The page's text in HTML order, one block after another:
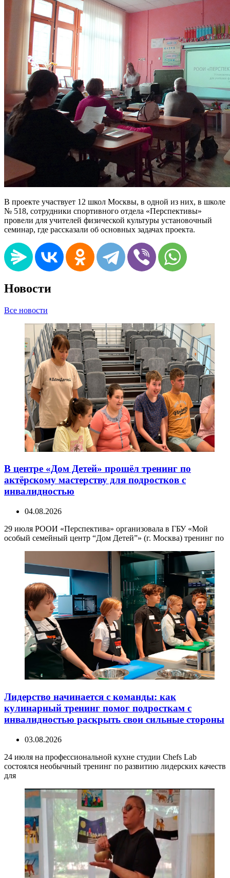
В проекте участвует 12 школ Москвы, в одной из них, в школе
№ 518, сотрудники спортивного отдела «Перспективы»
провели для учителей физической культуры установочный
семинар, где рассказали об основных задачах проекта.
Новости
Все новости
В центре «Дом Детей» прошёл тренинг по
актёрскому мастерству для подростков с
инвалидностью
04.08.2026
29 июля РООИ «Перспектива» организовала в ГБУ «Мой
особый семейный центр “Дом Детей”» (г. Москва) тренинг по
Лидерство начинается с команды: как
кулинарный тренинг помог подросткам с
инвалидностью раскрыть свои сильные стороны
03.08.2026
24 июля на профессиональной кухне студии Chefs Lab
состоялся необычный тренинг по развитию лидерских качеств
для